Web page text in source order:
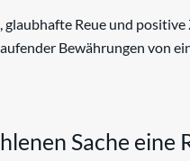
glaubhafte Reue und
Bewährungen von
Sache eine